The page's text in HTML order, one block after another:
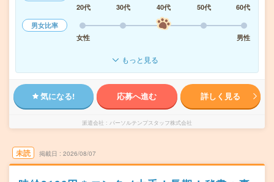
20代
30代 40代 50代
60代
男女比率
女性
男性
もっと見る
気になる! 応募へ進む 詳しく見る
派遣会社 パーソルテンプスタッフ株式会社
未読 掲載日 2026/08/07